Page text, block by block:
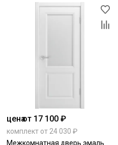
ценаот 17 100 ₽
комплект от 24 030 ₽
Межкомнатная дверь эмаль